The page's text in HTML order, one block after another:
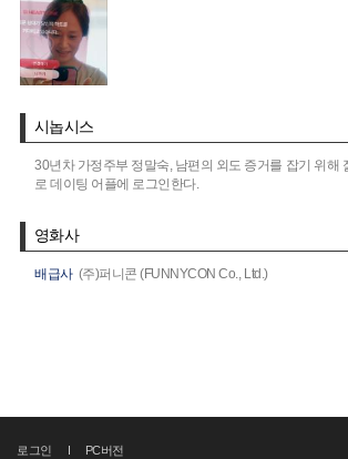
시놉시스
30년차 가정주부 정말숙, 남편의 외도 증거를 잡기 위해
로 데이팅 어플에 로그인한다.
영화사
배급사 (주)퍼니콘 (FUNNYCON Co., Ltd.)
로그인 PC버전